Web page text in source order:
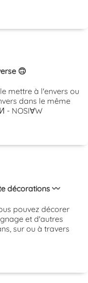
🙃
mettre à l'envers ou
dans le même
- NOSI∀W
décorations 〰️
pouvez décorer
et d'autres
sur ou à travers